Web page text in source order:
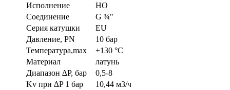
Исполнение
НО
Соединение
G ¾"
Серия катушки
EU
Давление, PN
10 бар
Температура,max
+130 °С
Материал
латунь
Диапазон ∆P, бар
0,5-8
Kv при ∆P 1 бар
10,44 м3/ч